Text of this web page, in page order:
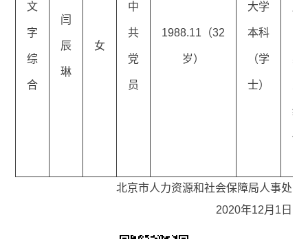
文
字
综
合
闫
辰
琳
女
中
共
党
员
1988.11（32
岁）
大学
本科
（学
士）
级
任
北京市人力资源和社会保障局人事处
2020年12月1日